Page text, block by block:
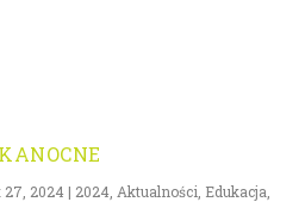
27, 2024 | 2024 Aktualności Edukacja